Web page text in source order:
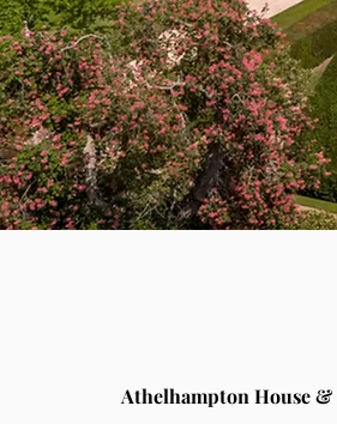
Athelhampton House &